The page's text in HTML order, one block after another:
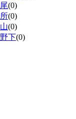
(0)
(0)
(0)
下(0)